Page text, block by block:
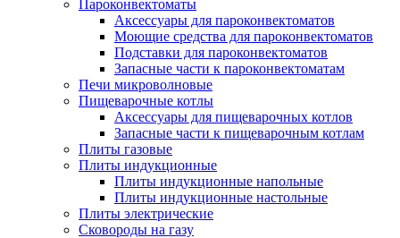
Пароконвектоматы
Аксессуары для пароконвектоматов
Моющие средства для пароконвектоматов
Подставки для пароконвектоматов
Запасные части к пароконвектоматам
Печи микроволновые
Пищеварочные котлы
Аксессуары для пищеварочных котлов
Запасные части к пищеварочным котлам
Плиты газовые
Плиты индукционные
Плиты индукционные напольные
Плиты индукционные настольные
Плиты электрические
Сковороды на газу